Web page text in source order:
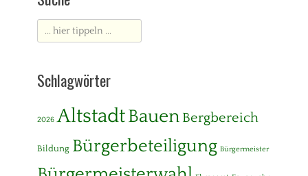
Suche
nach:
Schlagwörter
2026 AltstadtBauen Bergbereich
Bildung Bürgerbeteiligung Bürgermeister